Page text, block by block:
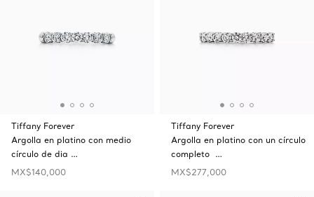
Tiffany Forever
Argolla en platino con medio
círculo de dia …
MX$140,000
Tiffany Forever
Argolla en platino con un círculo
completo …
MX$277,000